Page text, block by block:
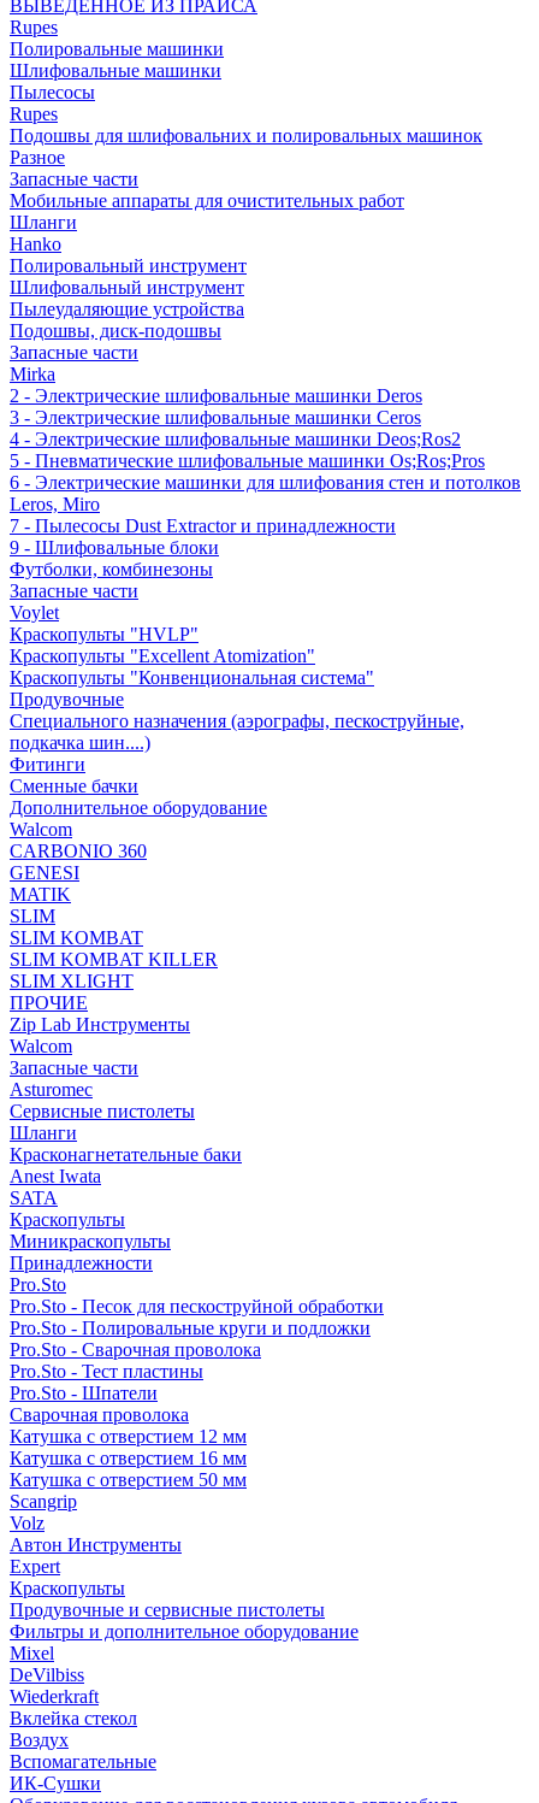
ВЫВЕДЕННОЕ ИЗ ПРАЙСА
Rupes
Полировальные машинки
Шлифовальные машинки
Пылесосы
Rupes
Подошвы для шлифовальних и полировальных машинок
Разное
Запасные части
Мобильные аппараты для очистительных работ
Шланги
Hanko
Полировальный инструмент
Шлифовальный инструмент
Пылеудаляющие устройства
Подошвы, диск-подошвы
Запасные части
Mirka
2 - Электрические шлифовальные машинки Deros
3 - Электрические шлифовальные машинки Ceros
4 - Электрические шлифовальные машинки Deos;Ros2
5 - Пневматические шлифовальные машинки Os;Ros;Pros
6 - Электрические машинки для шлифования стен и потолков
Leros, Miro
7 - Пылесосы Dust Extractor и принадлежности
9 - Шлифовальные блоки
Футболки, комбинезоны
Запасные части
Voylet
Краскопульты "HVLP"
Краскопульты "Excellent Atomization"
Краскопульты "Конвенциональная система"
Продувочные
Специального назначения (аэрографы, пескоструйные,
подкачка шин....)
Фитинги
Сменные бачки
Дополнительное оборудование
Walcom
CARBONIO 360
GENESI
MATIK
SLIM
SLIM KOMBAT
SLIM KOMBAT KILLER
SLIM XLIGHT
ПРОЧИЕ
Zip Lab Инструменты
Walсom
Запасные части
Asturomec
Сервисные пистолеты
Шланги
Красконагнетательные баки
Anest Iwata
SATA
Краскопульты
Миникраскопульты
Принадлежности
Pro.Sto
Pro.Sto - Песок для пескоструйной обработки
Pro.Sto - Полировальные круги и подложки
Pro.Sto - Сварочная проволока
Pro.Sto - Тест пластины
Pro.Sto - Шпатели
Сварочная проволока
Катушка с отверстием 12 мм
Катушка с отверстием 16 мм
Катушка с отверстием 50 мм
Scangrip
Volz
Автон Инструменты
Expert
Краскопульты
Продувочные и сервисные пистолеты
Фильтры и дополнительное оборудование
Mixel
DeVilbiss
Wiederkraft
Вклейка стекол
Воздух
Вспомагательные
ИК-Сушки